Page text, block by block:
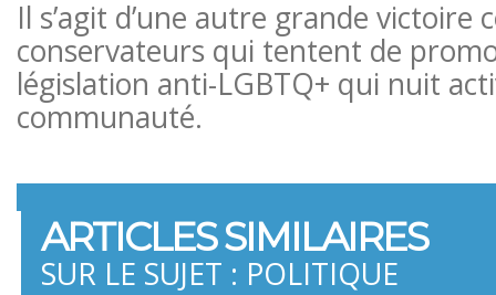
Il s’agit d’une autre grande victoire
conservateurs qui tentent de
législation anti-LGBTQ+ qui nuit
communauté.
ARTICLES SIMILAIRES
SUR LE SUJET : POLITIQUE